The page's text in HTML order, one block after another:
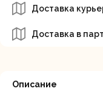
Доставка
Доставка в
Описание